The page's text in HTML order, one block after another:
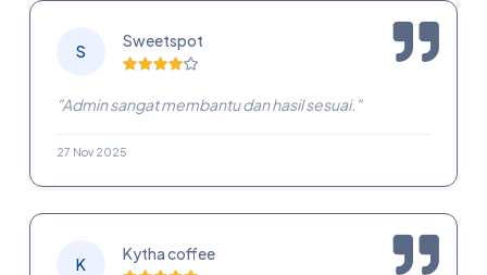
S
Sweetspot
"Admin sangat membantu dan hasil sesuai."
27 Nov 2025
K
Kytha coffee